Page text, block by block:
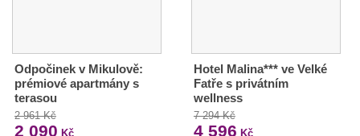
Odpočinek v Mikulově:
prémiové apartmány s
terasou
2 961 Kč
2 090 Kč
Hotel Malina*** ve Velké
Fatře s privátním
wellness
7 294 Kč
4 596 Kč